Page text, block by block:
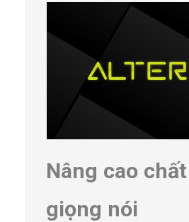
Nâng cao
giọng nói